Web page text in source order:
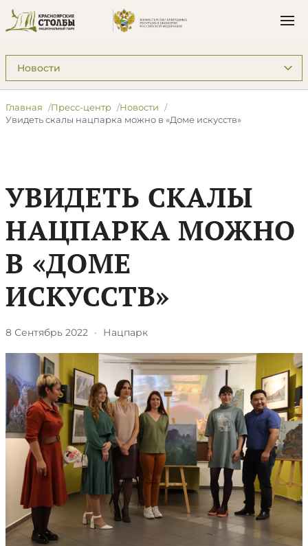
Подразделы: Пресс-центр
Главная Пресс-центр
Новости
Увидеть скалы нацпарка можно в «Доме искусств»
УВИДЕТЬ СКАЛЫ
НАЦПАРКА МОЖНО
В «ДОМЕ
ИСКУССТВ»
8 Сентябрь 2022 · Нацпарк